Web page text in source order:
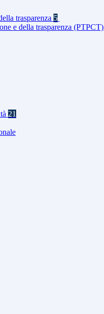
trasparenza 5
e della trasparenza (PTPCT)
21